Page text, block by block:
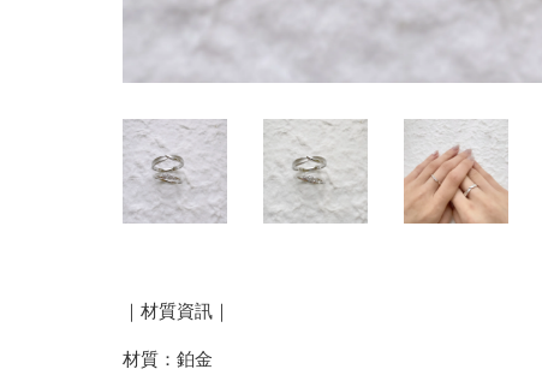
｜材質資訊｜
材質：鉑金